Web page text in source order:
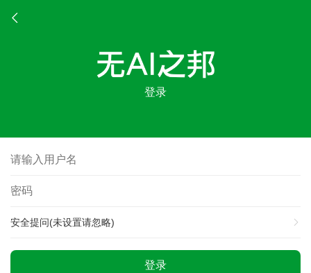
登录
安全提问(未设置请忽略)
登录